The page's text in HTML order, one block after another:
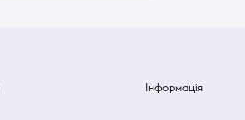
Інформація